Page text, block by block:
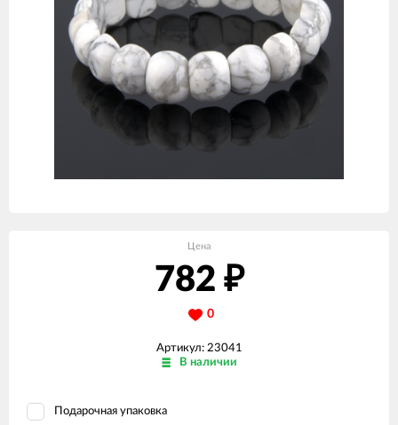
Цена
782 ₽
0
Артикул: 23041
В наличии
Подарочная упаковка